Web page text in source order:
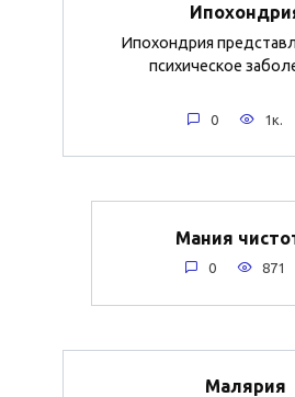
Ипохондрия
психическое
0 1к.
Мания
0 871
Малярия